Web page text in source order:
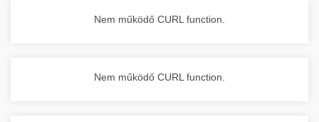
Nem működő CURL function.
Nem működő CURL function.